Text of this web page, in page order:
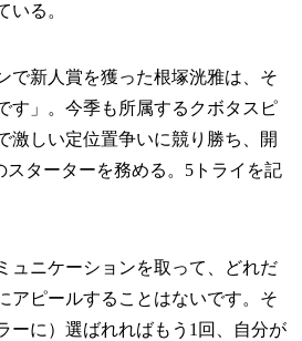
る。
新人賞を獲った根塚洸雅は、そ
す」。今季も所属するクボタスピ
激しい定位置争いに競り勝ち、開
スターターを務める。5トライを記
ュニケーションを取って、どれだ
アピールすることはないです。そ
ーに）選ばれればもう1回、自分が